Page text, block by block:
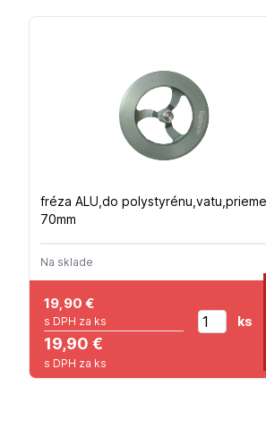
fréza ALU,do
70mm
Na sklade
19,90 €
s DPH za ks
19,90 €
s DPH za ks
ks